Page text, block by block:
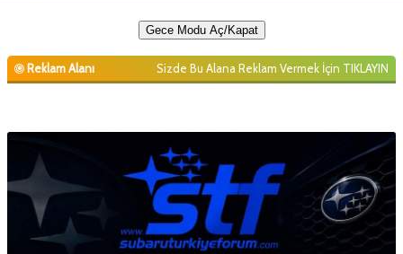
Gece Modu Aç/Kapat
Reklam Alanı Sizde Bu Alana Reklam Vermek İçin TIKLAYIN